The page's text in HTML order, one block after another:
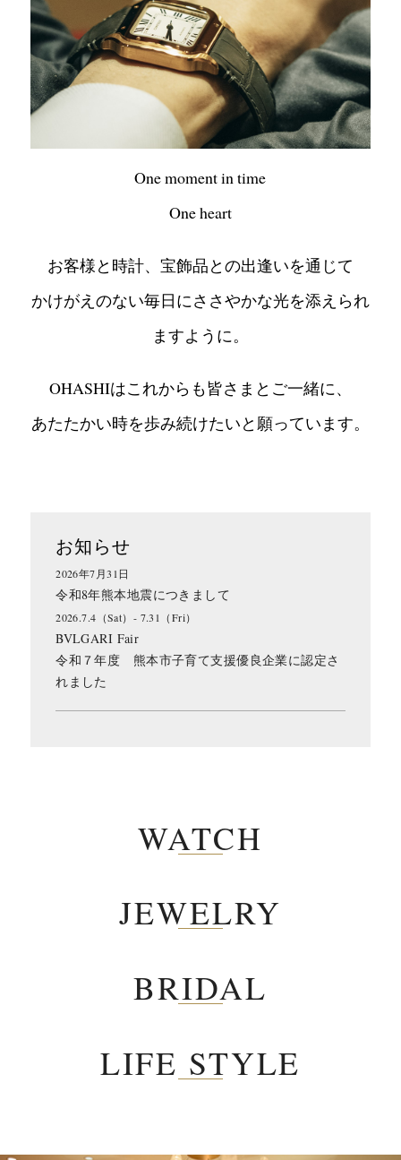
One moment in time
One heart
お客様と時計、宝飾品との出逢いを通じて
かけがえのない毎日にささやかな光を添えられ
ますように。
OHASHIはこれからも皆さまとご一緒に、
あたたかい時を歩み続けたいと願っています。
お知らせ
2026年7月31日
令和8年熊本地震につきまして
2026.7.4（Sat）- 7.31（Fri）
BVLGARI Fair
令和７年度 熊本市子育て支援優良企業に認定さ
れました
WATCH
JEWELRY
BRIDAL
LIFE STYLE